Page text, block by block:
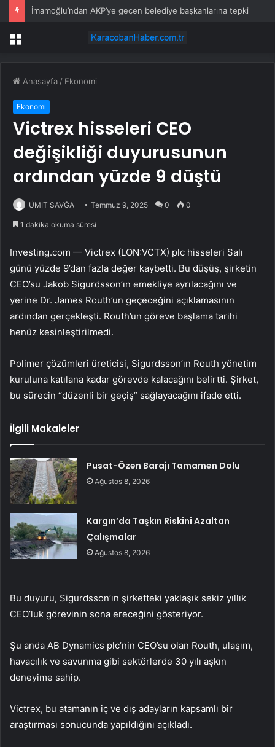
İmamoğlu’ndan AKP’ye geçen belediye başkanlarına tepki
Menü
Anasayfa / Ekonomi
Ekonomi
Victrex hisseleri CEO
değişikliği duyurusunun
ardından yüzde 9 düştü
ÜMİT SAVĞA Temmuz 9, 2025 0 0
1 dakika okuma süresi
Investing.com — Victrex (LON:VCTX) plc hisseleri Salı
günü yüzde 9’dan fazla değer kaybetti. Bu düşüş, şirketin
CEO’su Jakob Sigurdsson’ın emekliye ayrılacağını ve
yerine Dr. James Routh’un geçeceğini açıklamasının
ardından gerçekleşti. Routh’un göreve başlama tarihi
henüz kesinleştirilmedi.
Polimer çözümleri üreticisi, Sigurdsson’ın Routh yönetim
kuruluna katılana kadar görevde kalacağını belirtti. Şirket,
bu sürecin “düzenli bir geçiş” sağlayacağını ifade etti.
İlgili Makaleler
Pusat-Özen Barajı Tamamen Dolu
Ağustos 8, 2026
Kargın’da Taşkın Riskini Azaltan
Çalışmalar
Ağustos 8, 2026
Bu duyuru, Sigurdsson’ın şirketteki yaklaşık sekiz yıllık
CEO’luk görevinin sona ereceğini gösteriyor.
Şu anda AB Dynamics plc’nin CEO’su olan Routh, ulaşım,
havacılık ve savunma gibi sektörlerde 30 yılı aşkın
deneyime sahip.
Victrex, bu atamanın iç ve dış adayların kapsamlı bir
araştırması sonucunda yapıldığını açıkladı.